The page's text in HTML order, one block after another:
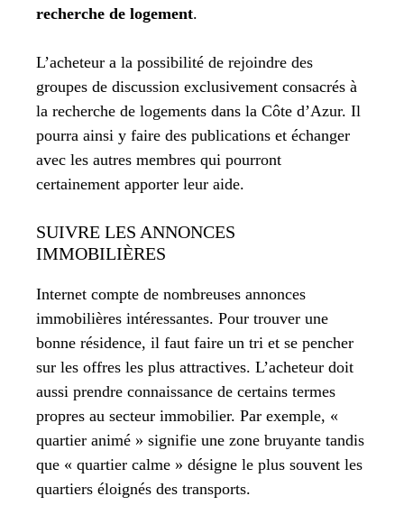
recherche de logement.
L’acheteur a la possibilité de rejoindre des
groupes de discussion exclusivement consacrés à
la recherche de logements dans la Côte d’Azur. Il
pourra ainsi y faire des publications et échanger
avec les autres membres qui pourront
certainement apporter leur aide.
SUIVRE LES ANNONCES
IMMOBILIÈRES
Internet compte de nombreuses annonces
immobilières intéressantes. Pour trouver une
bonne résidence, il faut faire un tri et se pencher
sur les offres les plus attractives. L’acheteur doit
aussi prendre connaissance de certains termes
propres au secteur immobilier. Par exemple, «
quartier animé » signifie une zone bruyante tandis
que « quartier calme » désigne le plus souvent les
quartiers éloignés des transports.